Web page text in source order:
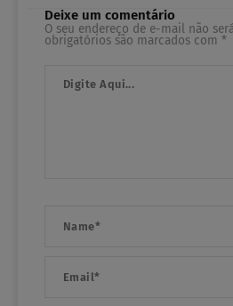
Deixe um comentário
O seu endereço de e-mail não
obrigatórios são marcados com *
Aqui...